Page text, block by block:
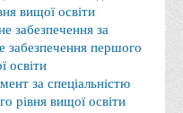
обслуговування
вищої освіти
забезпечення за
забезпечення першого
освіти
за спеціальністю
рівня вищої освіти